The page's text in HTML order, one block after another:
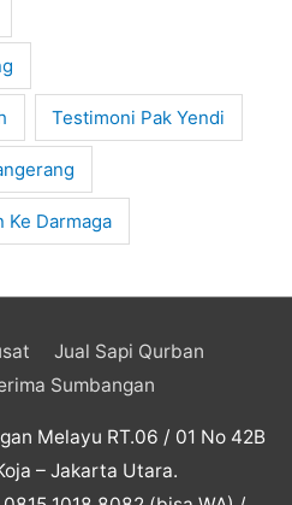
Testimoni Pak Yendi
Ke Darmaga
Jual Sapi Qurban
Sumbangan
Melayu RT.06 / 01 No 42B
– Jakarta Utara.